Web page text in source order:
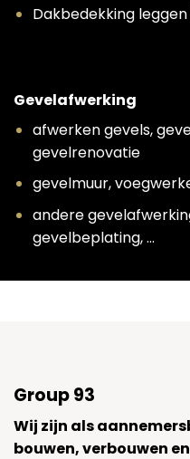
Dakbedekking
Gevelafwerking
afwerken gevels,
gevelrenovatie
gevelmuur,
andere
gevelbeplating, …
Group 93
Wij zijn als
bouwen, verbouwen